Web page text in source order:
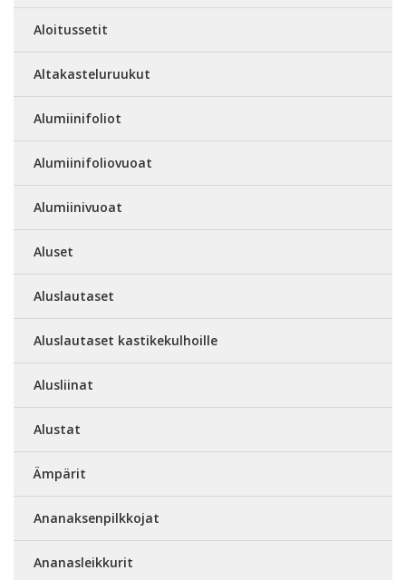
Aloitussetit
Altakasteluruukut
Alumiinifoliot
Alumiinifoliovuoat
Alumiinivuoat
Aluset
Aluslautaset
Aluslautaset kastikekulhoille
Alusliinat
Alustat
Ämpärit
Ananaksenpilkkojat
Ananasleikkurit